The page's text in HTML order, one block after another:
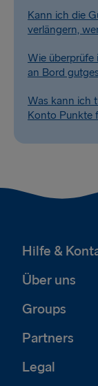
Kann ich die
verlängern,
Wie überprüfe
an Bord
Was kann ich
Konto Punkte
Hilfe &
Über uns
Groups
Partners
Legal